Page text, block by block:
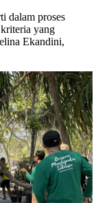
dalam proses
kriteria yang
Ekandini,